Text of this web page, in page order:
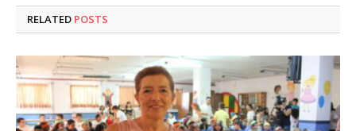
RELATED POSTS